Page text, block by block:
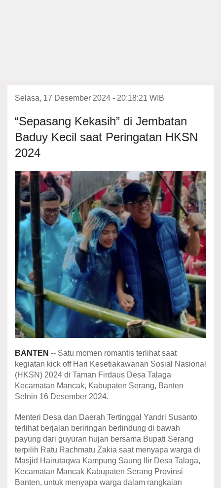
Selasa, 17 Desember 2024 - 20:18:21 WIB
“Sepasang Kekasih” di Jembatan
Baduy Kecil saat Peringatan HKSN
2024
BANTEN -- Satu momen romantis terlihat saat
kegiatan kick off Hari Kesetiakawanan Sosial Nasional
(HKSN) 2024 di Taman Firdaus Desa Talaga
Kecamatan Mancak, Kabupaten Serang, Banten
Selnin 16 Desember 2024.
Menteri Desa dan Daerah Tertinggal Yandri Susanto
terlihat berjalan beriringan berlindung di bawah
payung dari guyuran hujan bersama Bupati Serang
terpilih Ratu Rachmatu Zakia saat menyapa warga di
Masjid Hairutaqwa Kampung Saung Ilir Desa Talaga,
Kecamatan Mancak Kabupaten Serang Provinsi
Banten, untuk menyapa warga dalam rangkaian